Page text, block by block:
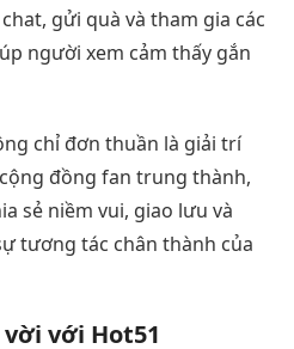
gửi quà và tham gia các
người xem cảm thấy gắn
chỉ đơn thuần là giải trí
đồng fan trung thành,
sẻ niềm vui, giao lưu và
tương tác chân thành của
với Hot51